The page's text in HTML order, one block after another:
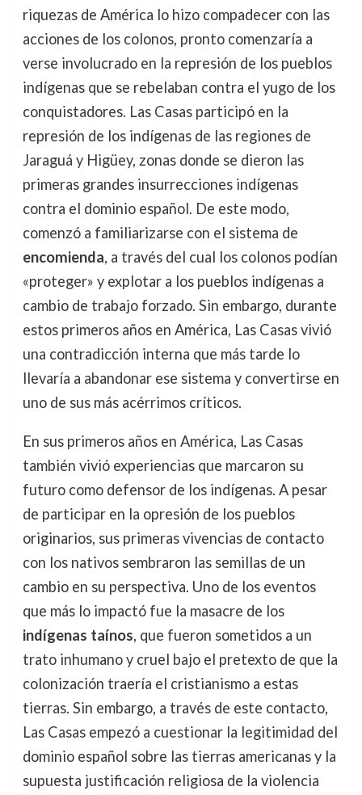
riquezas de América lo hizo compadecer con las
acciones de los colonos, pronto comenzaría a
verse involucrado en la represión de los pueblos
indígenas que se rebelaban contra el yugo de los
conquistadores. Las Casas participó en la
represión de los indígenas de las regiones de
Jaraguá y Higüey, zonas donde se dieron las
primeras grandes insurrecciones indígenas
contra el dominio español. De este modo,
comenzó a familiarizarse con el sistema de
encomienda, a través del cual los colonos podían
«proteger» y explotar a los pueblos indígenas a
cambio de trabajo forzado. Sin embargo, durante
estos primeros años en América, Las Casas vivió
una contradicción interna que más tarde lo
llevaría a abandonar ese sistema y convertirse en
uno de sus más acérrimos críticos.
En sus primeros años en América, Las Casas
también vivió experiencias que marcaron su
futuro como defensor de los indígenas. A pesar
de participar en la opresión de los pueblos
originarios, sus primeras vivencias de contacto
con los nativos sembraron las semillas de un
cambio en su perspectiva. Uno de los eventos
que más lo impactó fue la masacre de los
indígenas taínos, que fueron sometidos a un
trato inhumano y cruel bajo el pretexto de que la
colonización traería el cristianismo a estas
tierras. Sin embargo, a través de este contacto,
Las Casas empezó a cuestionar la legitimidad del
dominio español sobre las tierras americanas y la
supuesta justificación religiosa de la violencia